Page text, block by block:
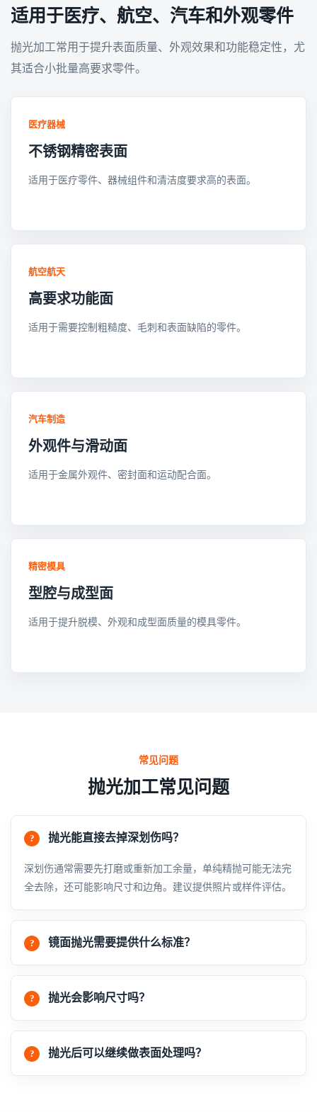
适用于医疗、航空、汽车和外观零件
抛光加工常用于提升表面质量、外观效果和功能稳定性，尤
其适合小批量高要求零件。
医疗器械
不锈钢精密表面
适用于医疗零件、器械组件和清洁度要求高的表面。
航空航天
高要求功能面
适用于需要控制粗糙度、毛刺和表面缺陷的零件。
汽车制造
外观件与滑动面
适用于金属外观件、密封面和运动配合面。
精密模具
型腔与成型面
适用于提升脱模、外观和成型面质量的模具零件。
常见问题
抛光加工常见问题
抛光能直接去掉深划伤吗？
深划伤通常需要先打磨或重新加工余量，单纯精抛可能无法完
全去除，还可能影响尺寸和边角。建议提供照片或样件评估。
镜面抛光需要提供什么标准？
抛光会影响尺寸吗？
抛光后可以继续做表面处理吗？